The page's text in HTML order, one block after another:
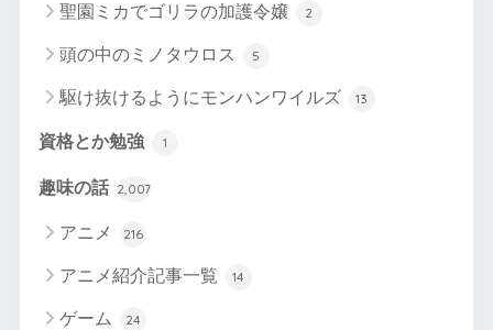
聖園ミカでゴリラの加護令嬢 2
頭の中のミノタウロス 5
駆け抜けるようにモンハンワイルズ 13
資格とか勉強 1
趣味の話 2,007
アニメ 216
アニメ紹介記事一覧 14
ゲーム 24